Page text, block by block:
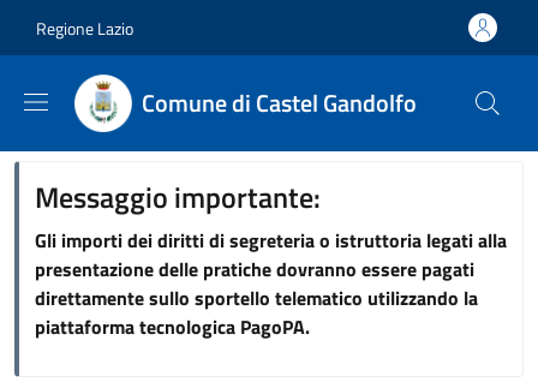
Regione Lazio
Comune di Castel Gandolfo
Messaggio importante:
Gli importi dei diritti di segreteria o istruttoria legati alla
presentazione delle pratiche dovranno essere pagati
direttamente sullo sportello telematico utilizzando la
piattaforma tecnologica PagoPA.